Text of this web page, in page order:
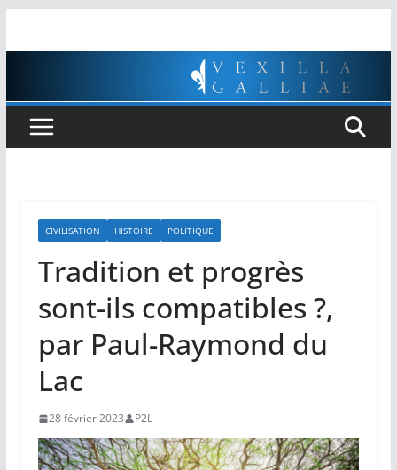
CIVILISATION HISTOIRE POLITIQUE
Tradition et progrès
sont-ils compatibles ?,
par Paul-Raymond du
Lac
28 février 2023 P2L